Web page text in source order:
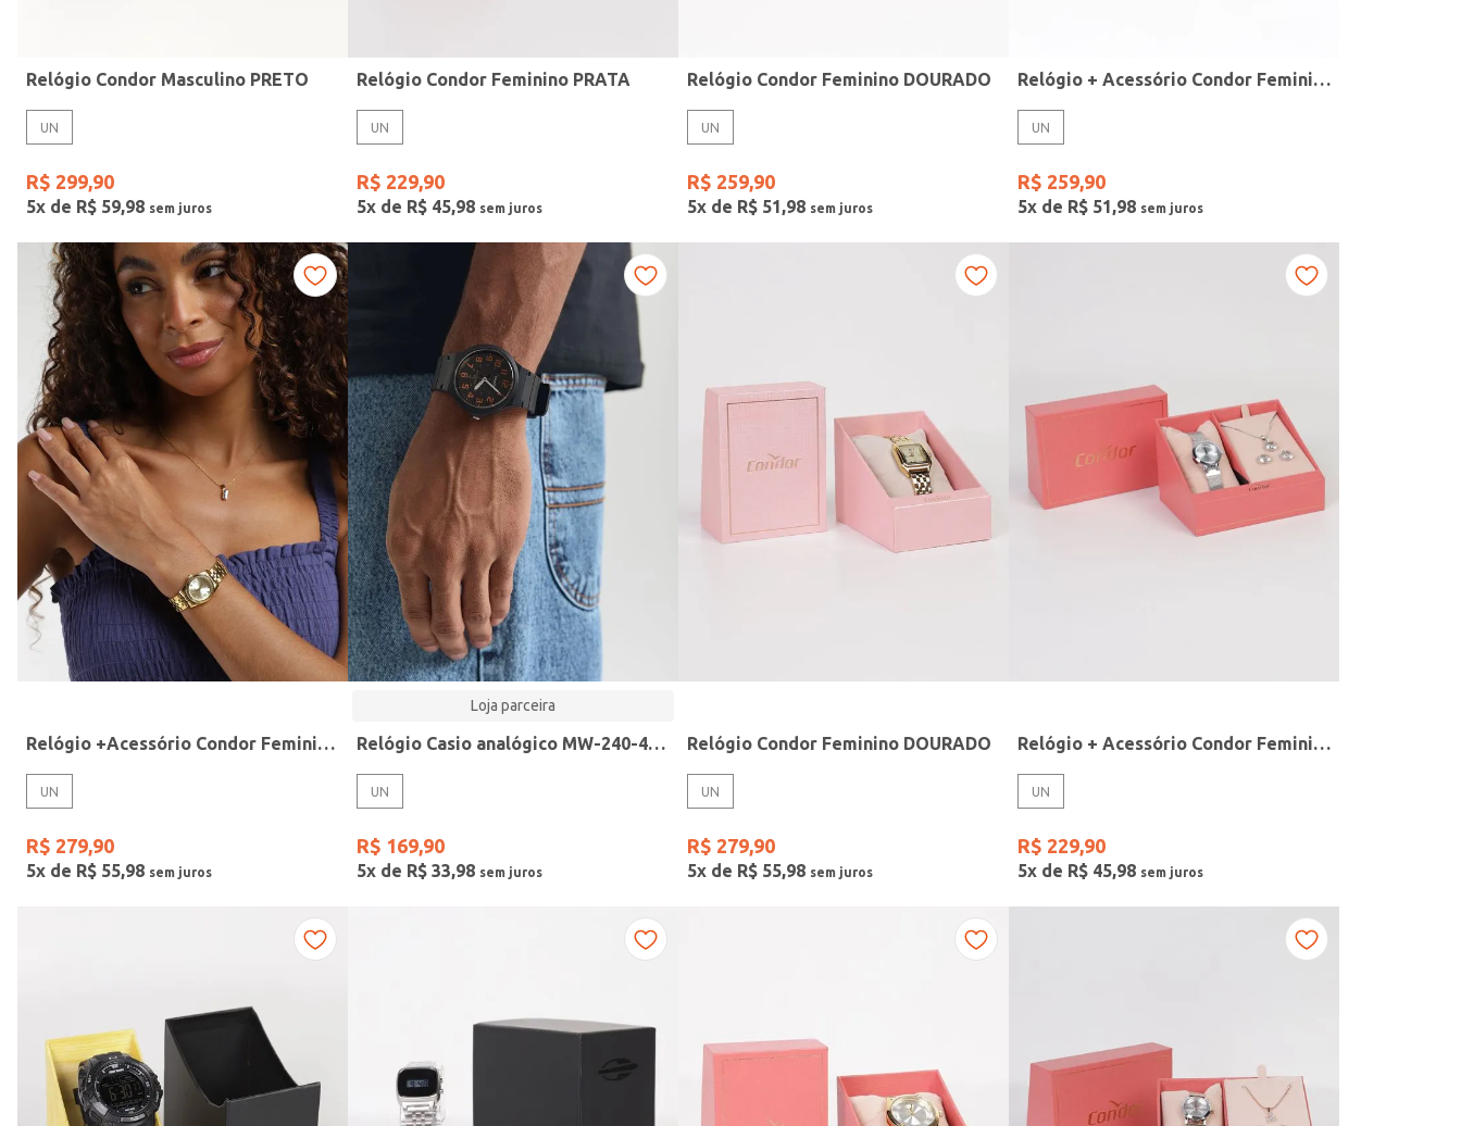
Modelo
Modelo de Pulseira
Relógio Condor Masculino PRETO
UN
R$ 299,90
5x de R$ 59,98
Relógio Condor Feminino PRATA
UN
R$ 229,90
5x de R$ 45,98
Relógio Condor Feminino DOURADO
UN
R$ 259,90
5x de R$ 51,98
Relógio + Acessório Condor Feminino PRATA
UN
R$ 259,90
5x de R$ 51,98
Relógio +Acessório Condor Feminino DOURADO
UN
R$ 279,90
5x de R$ 55,98
Loja parceira
Relógio Casio analógico MW-240-4BVDF-SC
UN
R$ 169,90
5x de R$ 33,98
Relógio Condor Feminino DOURADO
UN
R$ 279,90
5x de R$ 55,98
Relógio + Acessório Condor Feminino PRATA
UN
R$ 229,90
5x de R$ 45,98